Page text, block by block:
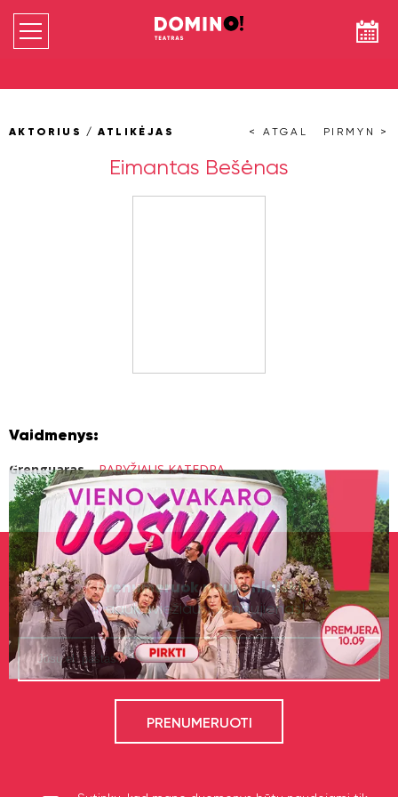
AKTORIUS / ATLIKĖJAS < ATGAL PIRMYN >
Eimantas Bešėnas
Vaidmenys:
Grenguaras–PARYŽIAUS KATEDRA
Prenumeruok naujienlaiškį
ir gauk šviežiausias naujienas!